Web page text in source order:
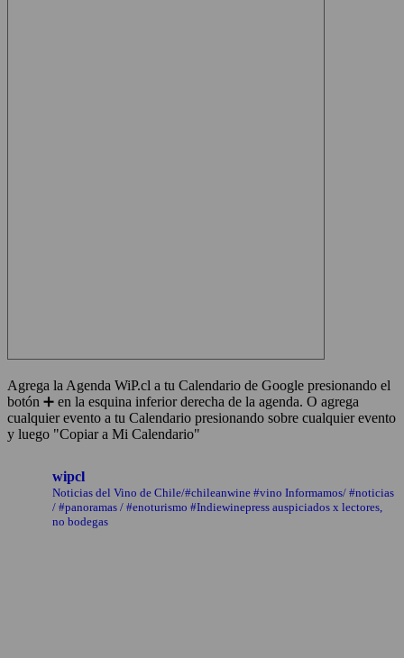
Agrega la Agenda WiP.cl a tu Calendario de Google presionando el
botón ➕ en la esquina inferior derecha de la agenda. O agrega
cualquier evento a tu Calendario presionando sobre cualquier evento
y luego "Copiar a Mi Calendario"
wipcl
Noticias del Vino de Chile/#chileanwine #vino Informamos/ #noticias
/ #panoramas / #enoturismo #Indiewinepress auspiciados x lectores,
no bodegas